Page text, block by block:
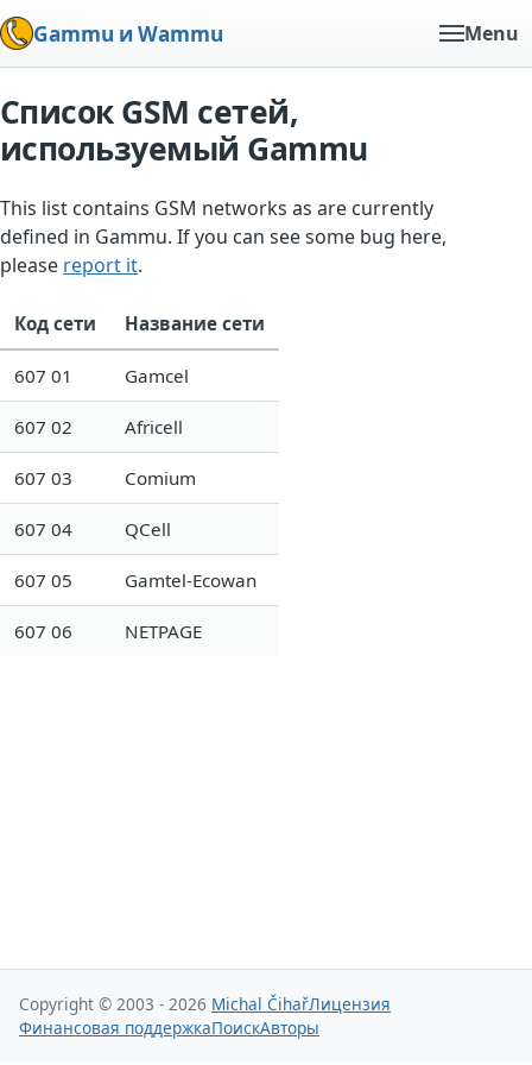
Gammu и Wammu Menu
Список GSM сетей,
используемый Gammu
This list contains GSM networks as are currently
defined in Gammu. If you can see some bug here,
please report it.
Код сети Название сети
607 01 Gamcel
607 02 Africell
607 03 Comium
607 04 QCell
607 05 Gamtel-Ecowan
607 06 NETPAGE
Copyright © 2003 - 2026 Michal ČihařЛицензия
Финансовая поддержкаПоискАвторы